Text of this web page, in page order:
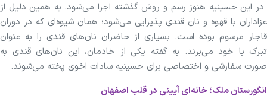
در این حسینیه هنوز رسم و روش گذشته اجرا می‌شود. به همین دلیل از
عزاداران با قهوه و نان قندی پذیرایی می‌شود؛ همان شیوه‌ای که در دوران
قاجار مرسوم بوده است. بسیاری از حاضران نان‌های قندی را به عنوان
تبرک با خود می‌برند. به گفته یکی از خادمان، این نان‌های قندی به
صورت سفارشی و اختصاصی برای حسینیه سادات اخوی پخته می‌شوند.
انگورستان ملک؛ خانه‌ای آیینی در قلب اصفهان